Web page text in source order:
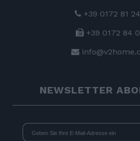
+39 0172 81 24
+39 0172 84
NEWSLETTER